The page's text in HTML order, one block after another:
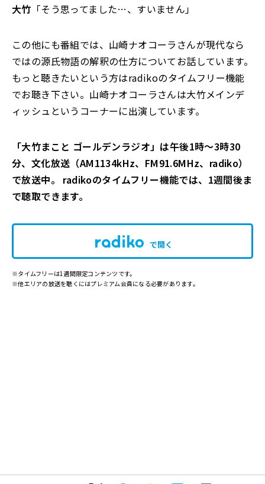
大竹 「そう思ってました…、すいません」
この他にも番組では、山崎ナオコーラさんが現代なら
ではの源氏物語の解釈の仕方についてお話しています。
もっと聴きたいという方はradikoのタイムフリー機能
でお聴き下さい。山崎ナオコーラさんは大竹メインデ
ィッシュというコーナーに出演しています。
「大竹まこと ゴールデンラジオ」は午後1時～3時30
分、文化放送（AM1134kHz、FM91.6MHz、radiko）
で放送中。 radikoのタイムフリー機能では、1週間後ま
で聴取できます。
で開く
※タイムフリーは1週間限定コンテンツです。
※他エリアの放送を聴くにはプレミアム会員になる必要があります。